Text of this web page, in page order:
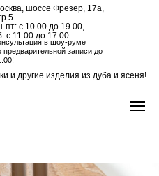
в шоу-руме
предварительной записи до
шоссе Фрезер, 17а,
пт: с 10.00 до 19.00,
с 11.00 до 17.00
и другие изделия из дуба и ясеня!